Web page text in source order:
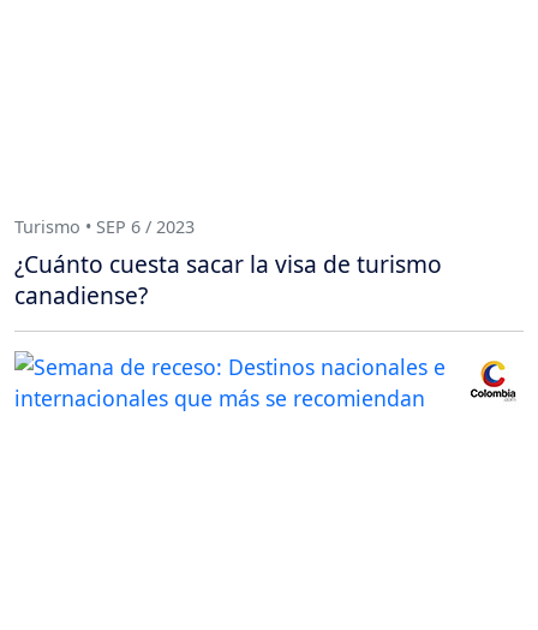
Turismo • SEP 6 / 2023
¿Cuánto cuesta sacar la visa de turismo
canadiense?